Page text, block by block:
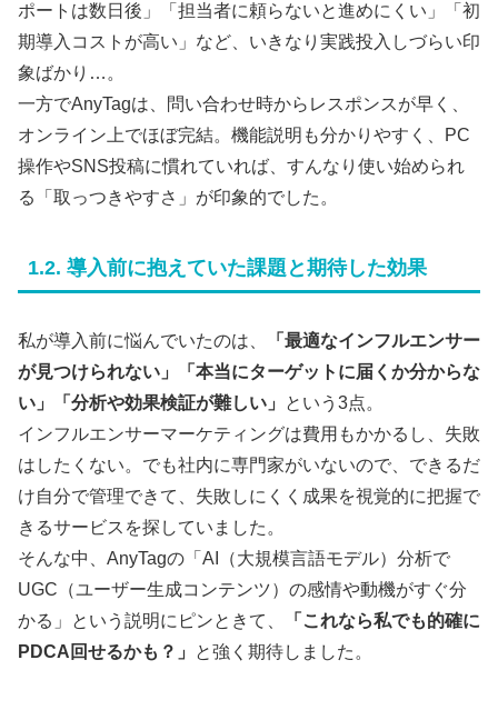
ポートは数日後」「担当者に頼らないと進めにくい」「初
期導入コストが高い」など、いきなり実践投入しづらい印
象ばかり…。
一方でAnyTagは、問い合わせ時からレスポンスが早く、
オンライン上でほぼ完結。機能説明も分かりやすく、PC
操作やSNS投稿に慣れていれば、すんなり使い始められ
る「取っつきやすさ」が印象的でした。
1.2. 導入前に抱えていた課題と期待した効果
私が導入前に悩んでいたのは、
「最適なインフルエンサー
が見つけられない」「本当にターゲットに届くか分からな
い」「分析や効果検証が難しい」
という3点。
インフルエンサーマーケティングは費用もかかるし、失敗
はしたくない。でも社内に専門家がいないので、できるだ
け自分で管理できて、失敗しにくく成果を視覚的に把握で
きるサービスを探していました。
そんな中、AnyTagの「AI（大規模言語モデル）分析で
UGC（ユーザー生成コンテンツ）の感情や動機がすぐ分
かる」という説明にピンときて、
「これなら私でも的確に
PDCA回せるかも？」
と強く期待しました。